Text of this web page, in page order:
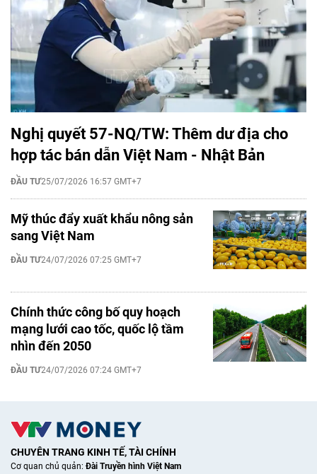
Nghị quyết 57-NQ/TW: Thêm dư địa cho
hợp tác bán dẫn Việt Nam - Nhật Bản
ĐẦU TƯ25/07/2026 16:57 GMT+7
Mỹ thúc đẩy xuất khẩu nông sản
sang Việt Nam
ĐẦU TƯ24/07/2026 07:25 GMT+7
Chính thức công bố quy hoạch
mạng lưới cao tốc, quốc lộ tầm
nhìn đến 2050
ĐẦU TƯ24/07/2026 07:24 GMT+7
CHUYÊN TRANG KINH TẾ, TÀI CHÍNH
Cơ quan chủ quản:Đài Truyền hình Việt Nam